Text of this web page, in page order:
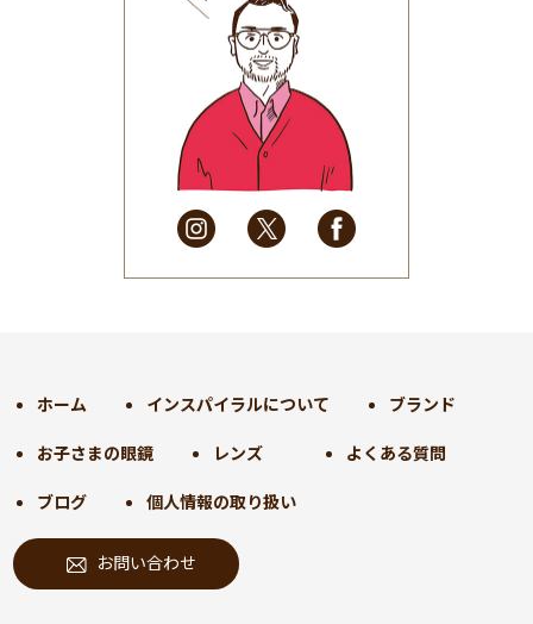
2025年8月(31)
2025年7月(37)
2025年6月(48)
2025年5月
(41)
2025年4月
(32)
2025年3月(31)
2025年2月
(28)
2024年9月(30)
2024年7月(31)
2024年6月(30)
2024年5月
2024年4月 (32)
ホーム インスパイラルについて ブランド
お子さまの眼鏡 レンズ よくある質問
ブログ 個人情報の取り扱い
お問い合わせ